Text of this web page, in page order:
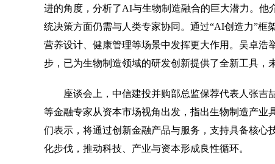
进的角度，分析了AI与生物制造融合的巨大潜力。
统决策方面仍需与人类专家协同。通过“AI创造力”框
营养设计、健康管理等场景中发挥更大作用。吴卓
步，已为生物制造领域的研发创新提供了全新工具，
座谈会上，中信建投并购部总监保荐代表人张吉
等金融专家从资本市场视角出发，指出生物制造产
们表示，将通过创新金融产品与服务，支持具备核
化步伐，推动科技、产业与资本形成良性循环。